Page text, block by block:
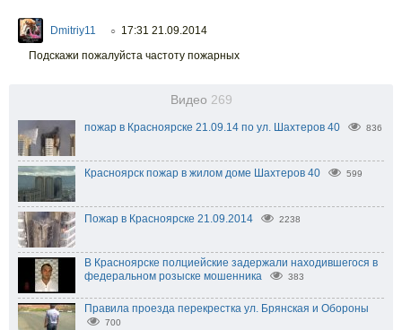
Dmitriy11 ○ 17:31 21.09.2014
Подскажи пожалуйста частоту пожарных
Видео 269
пожар в Красноярске 21.09.14 по ул. Шахтеров 40 836
Красноярск пожар в жилом доме Шахтеров 40 599
Пожар в Красноярске 21.09.2014 2238
В Красноярске полциейские задержали находившегося в
федеральном розыске мошенника
383
Правила проезда перекрестка ул. Брянская и Обороны
700